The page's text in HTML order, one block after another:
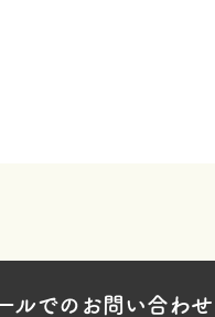
でのお問い合わせ